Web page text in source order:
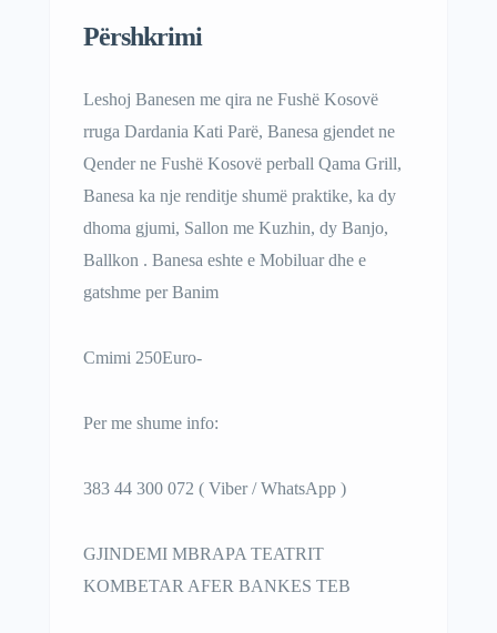
Përshkrimi
Leshoj Banesen me qira ne Fushë Kosovë
rruga Dardania Kati Parë, Banesa gjendet ne
Qender ne Fushë Kosovë perball Qama Grill,
Banesa ka nje renditje shumë praktike, ka dy
dhoma gjumi, Sallon me Kuzhin, dy Banjo,
Ballkon . Banesa eshte e Mobiluar dhe e
gatshme per Banim
Cmimi 250Euro-
Per me shume info:
383 44 300 072 ( Viber / WhatsApp )
GJINDEMI MBRAPA TEATRIT
KOMBETAR AFER BANKES TEB